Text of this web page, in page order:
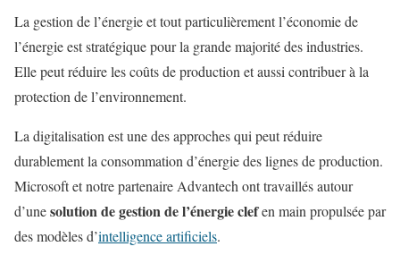
La gestion de l’énergie et tout particulièrement l’économie de
l’énergie est stratégique pour la grande majorité des industries.
Elle peut réduire les coûts de production et aussi contribuer à la
protection de l’environnement.
La digitalisation est une des approches qui peut réduire
durablement la consommation d’énergie des lignes de production.
Microsoft et notre partenaire Advantech ont travaillés autour
d’unesolution de gestion de l’énergie clefen main propulsée par
des modèles d’intelligence artificiels.